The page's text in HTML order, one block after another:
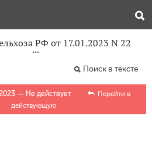
РФ от 17.01.2023 N 22
Поиск в тексте
— Не действует
Перейти в
действующую